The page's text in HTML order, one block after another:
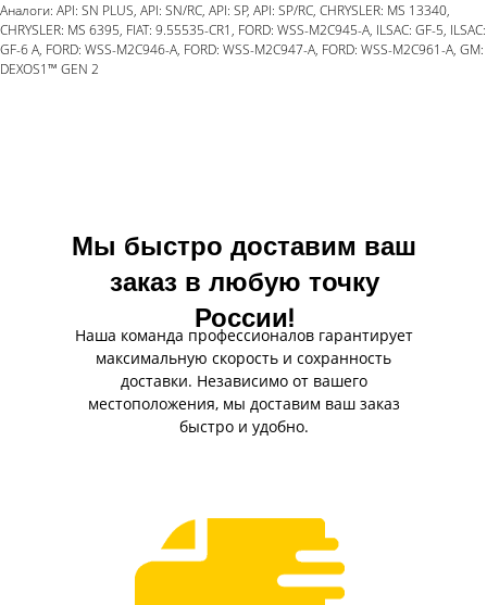
Аналоги: API: SN PLUS, API: SN/RC, API: SP, API: SP/RC, CHRYSLER: MS 13340,
CHRYSLER: MS 6395, FIAT: 9.55535-CR1, FORD: WSS-M2C945-A, ILSAC: GF-5, ILSAC:
GF-6 A, FORD: WSS-M2C946-A, FORD: WSS-M2C947-A, FORD: WSS-M2C961-A, GM:
DEXOS1™ GEN 2
Мы быстро доставим ваш
заказ в любую точку
России!
Наша команда профессионалов гарантирует
максимальную скорость и сохранность
доставки. Независимо от вашего
местоположения, мы доставим ваш заказ
быстро и удобно.